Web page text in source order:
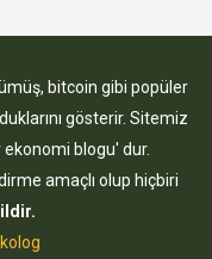
bitcoin gibi popüler
gösterir. Sitemiz
blogu' dur.
amaçlı olup hiçbiri